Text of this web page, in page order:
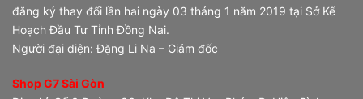
đăng ký thay đổi lần hai ngày 03 tháng 1 năm 2019 tại Sở Kế
Hoạch Đầu Tư Tỉnh Đồng Nai.
Người đại diện: Đặng Li Na – Giám đốc
Shop G7 Sài Gòn